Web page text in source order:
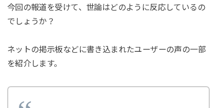
今回の報道を受けて、世論はどのように反応しているの
でしょうか？
ネットの掲示板などに書き込まれたユーザーの声の一部
を紹介します。